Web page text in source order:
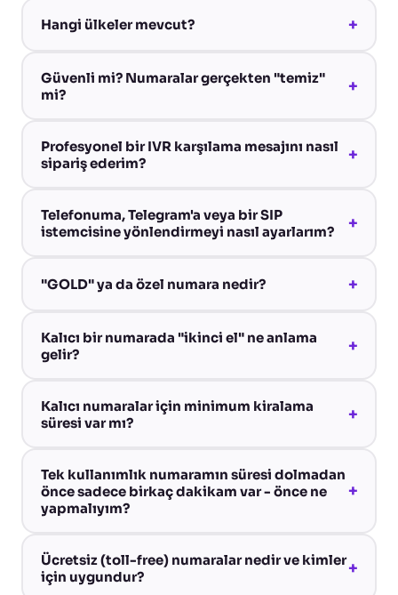
Hangi ülkeler mevcut? +
Güvenli mi? Numaralar gerçekten "temiz"
mi?
+
Profesyonel bir IVR karşılama mesajını nasıl
sipariş ederim?
+
Telefonuma, Telegram'a veya bir SIP
istemcisine yönlendirmeyi nasıl ayarlarım?
+
"GOLD" ya da özel numara nedir? +
Kalıcı bir numarada "ikinci el" ne anlama
gelir?
+
Kalıcı numaralar için minimum kiralama
süresi var mı?
+
Tek kullanımlık numaramın süresi dolmadan
önce sadece birkaç dakikam var - önce ne
yapmalıyım?
+
Ücretsiz (toll-free) numaralar nedir ve kimler
için uygundur?
+